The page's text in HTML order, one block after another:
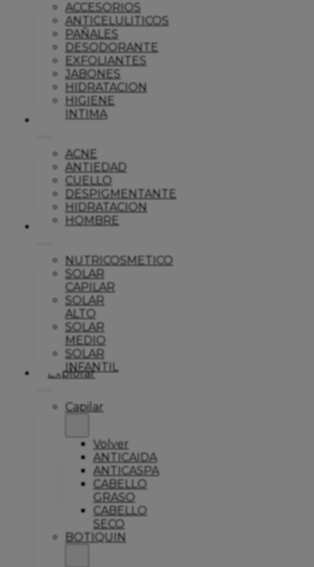
ACCESORIOS
ANTICELULITICOS
PAÑALES
DESODORANTE
EXFOLIANTES
JABONES
HIDRATACION
HIGIENE
INTIMA
Dermo
ACNE
ANTIEDAD
CUELLO
DESPIGMENTANTE
HIDRATACION
HOMBRE
Solar
NUTRICOSMETICO
SOLAR
CAPILAR
SOLAR
ALTO
SOLAR
MEDIO
SOLAR
INFANTIL
Explorar
Capilar
Volver
ANTICAIDA
ANTICASPA
CABELLO
GRASO
CABELLO
SECO
BOTIQUIN